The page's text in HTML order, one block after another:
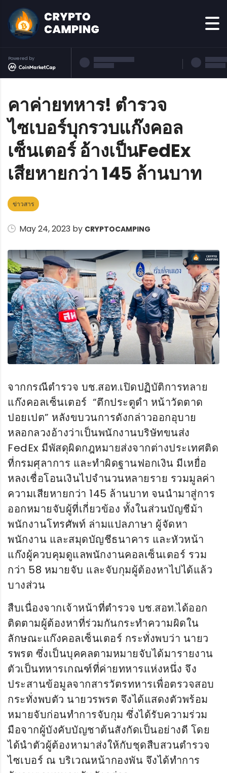
Powered by
คาค่ายทหาร! ตํารวจ
ไซเบอร์บุกรวบแก๊งคอล
เซ็นเตอร์ อ้างเป็นFedEx
เสียหายกว่า 145 ล้านบาท
ข่าวสาร
May 24, 2023 by CRYPTOCAMPING
จากกรณีตำรวจ บช.สอท.เปิดปฏิบัติการทลาย
แก๊งคอลเซ็นเตอร์ “ตึกประตูดํา หน้าวัดตาด
ปอยเปต” หลังขบวนการดังกล่าวออกอุบาย
หลอกลวงอ้างว่าเป็นพนักงานบริษัทขนส่ง
FedEx มีพัสดุผิดกฎหมายส่งจากต่างประเทศติด
ที่กรมศุลาการ และทําผิดฐานฟอกเงิน มีเหยื่อ
หลงเชื่อโอนเงินไปจํานวนหลายราย รวมมูลค่า
ความเสียหายกว่า 145 ล้านบาท จนนำมาสู่การ
ออกหมายจับผู้ที่เกี่ยวข้อง ทั้งในส่วนบัญชีม้า
พนักงานโทรศัพท์ ล่ามแปลภาษา ผู้จัดหา
พนักงาน และสมุดบัญชีธนาคาร และหัวหน้า
แก๊งผู้ควบคุมดูแลพนักงานคอลเซ็นเตอร์ รวม
กว่า 58 หมายจับ และจับกุมผู้ต้องหาไปได้แล้ว
บางส่วน
สืบเนื่องจากเจ้าหน้าที่ตำรวจ บช.สอท.ได้ออก
ติดตามผู้ต้องหาที่ร่วมกันกระทำความผิดใน
ลักษณะแก๊งคอลเซ็นเตอร์ กระทั่งพบว่า นายว
รพรต ซึ่งเป็นบุคคลตามหมายจับได้มารายงาน
ตัวเป็นทหารเกณฑ์ที่ค่ายทหารแห่งหนึ่ง จึง
ประสานข้อมูลจากสารวัตรทหารเพื่อตรวจสอบ
กระทั่งพบตัว นายวรพรต จึงได้แสดงตัวพร้อม
หมายจับก่อนทำการจับกุม ซึ่งได้รับความร่วม
มือจากผู้บังคับบัญชาต้นสังกัดเป็นอย่างดี โดย
ได้นำตัวผู้ต้องหามาส่งให้กับชุดสืบสวนตำรวจ
ไซเบอร์ ณ บริเวณหน้ากองพัน จึงได้ทำการ